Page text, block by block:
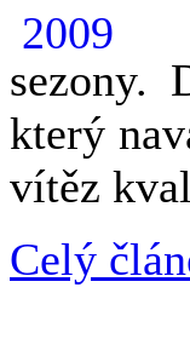
sezony.
který
vítěz
Celý